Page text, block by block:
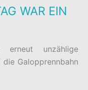
WAR EIN
erneut unzählige
die Galopprennbahn